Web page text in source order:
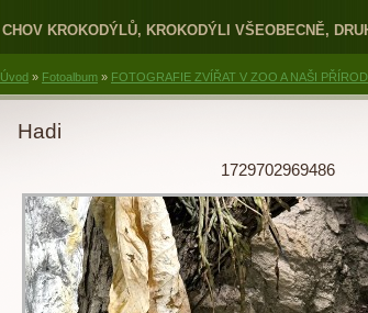
CHOV KROKODÝLŮ, KROKODÝLI VŠEOBECNĚ,
Úvod » Fotoalbum » FOTOGRAFIE ZVÍŘAT V ZOO A NAŠI
Hadi
1729702969486